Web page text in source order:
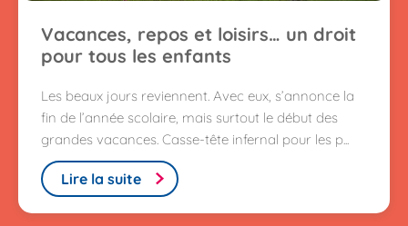
Vacances, repos et loisirs… un droit
pour tous les enfants
Les beaux jours reviennent. Avec eux, s’annonce la
fin de l’année scolaire, mais surtout le début des
grandes vacances. Casse-tête infernal pour les p...
Lire la suite